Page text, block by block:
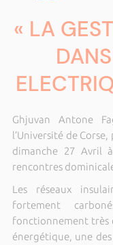
« LA
Ghjuvan Antone
l’Université de
dimanche 27 Avril
rencontres
Les réseaux
fortement
fonctionnement très
énergétique, une